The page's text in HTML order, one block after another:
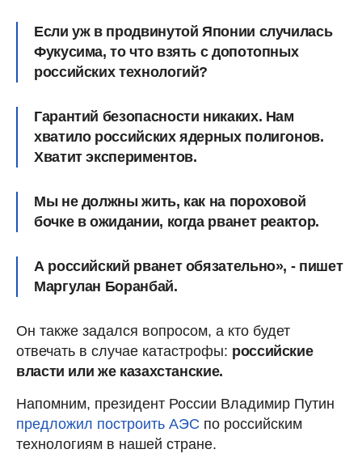
Если уж в продвинутой Японии случилась
Фукусима, то что взять с допотопных
российских технологий?
Гарантий безопасности никаких. Нам
хватило российских ядерных полигонов.
Хватит экспериментов.
Мы не должны жить, как на пороховой
бочке в ожидании, когда рванет реактор.
А российский рванет обязательно», - пишет
Маргулан Боранбай.
Он также задался вопросом, а кто будет
отвечать в случае катастрофы: российские
власти или же казахстанские.
Напомним, президент России Владимир Путин
предложил построить АЭС по российским
технологиям в нашей стране.